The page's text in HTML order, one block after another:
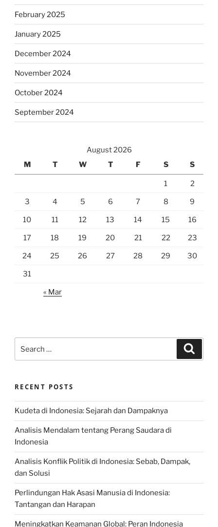
February 2025
January 2025
December 2024
November 2024
October 2024
September 2024
August 2026
M
T W T F S S
1 2
3 4 5 6 7 8 9
10 11 12 13 14 15 16
17 18 19 20 21 22 23
24 25 26 27 28 29 30
31
« Mar
for:
RECENT POSTS
Kudeta di Indonesia: Sejarah dan Dampaknya
Analisis Mendalam tentang Perang Saudara di
Indonesia
Analisis Konflik Politik di Indonesia: Sebab, Dampak,
dan Solusi
Perlindungan Hak Asasi Manusia di Indonesia:
Tantangan dan Harapan
Meningkatkan Keamanan Global: Peran Indonesia